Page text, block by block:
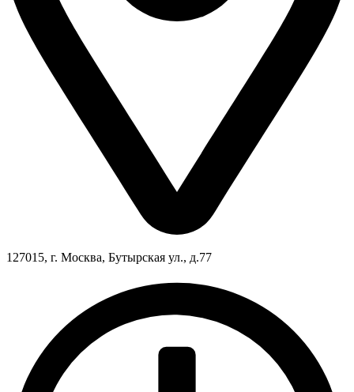
127015, г. Москва, Бутырская ул., д.77